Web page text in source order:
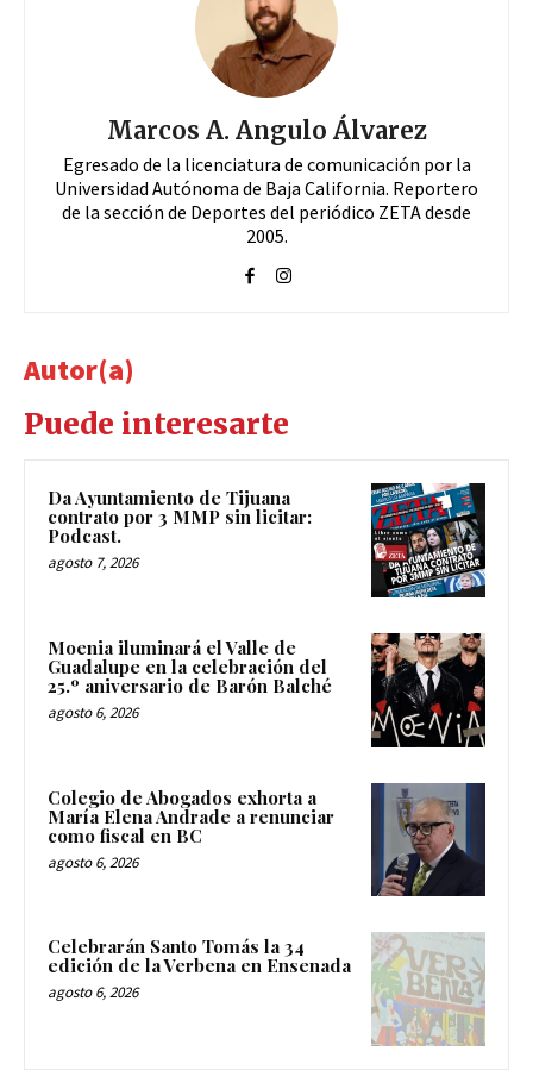
Marcos A. Angulo Álvarez
Egresado de la licenciatura de comunicación por la
Universidad Autónoma de Baja California. Reportero
de la sección de Deportes del periódico ZETA desde
2005.
Autor(a)
Puede interesarte
Da Ayuntamiento de Tijuana
contrato por 3 MMP sin licitar:
Podcast.
agosto 7, 2026
Moenia iluminará el Valle de
Guadalupe en la celebración del
25.º aniversario de Barón Balché
agosto 6, 2026
Colegio de Abogados exhorta a
María Elena Andrade a renunciar
como fiscal en BC
agosto 6, 2026
Celebrarán Santo Tomás la 34
edición de la Verbena en Ensenada
agosto 6, 2026